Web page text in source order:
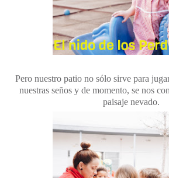
Pero nuestro patio no sólo sirve para
nuestras seños y de momento, se nos
paisaje nevado.